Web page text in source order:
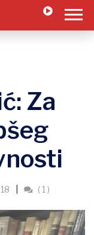
Za
( 1 )